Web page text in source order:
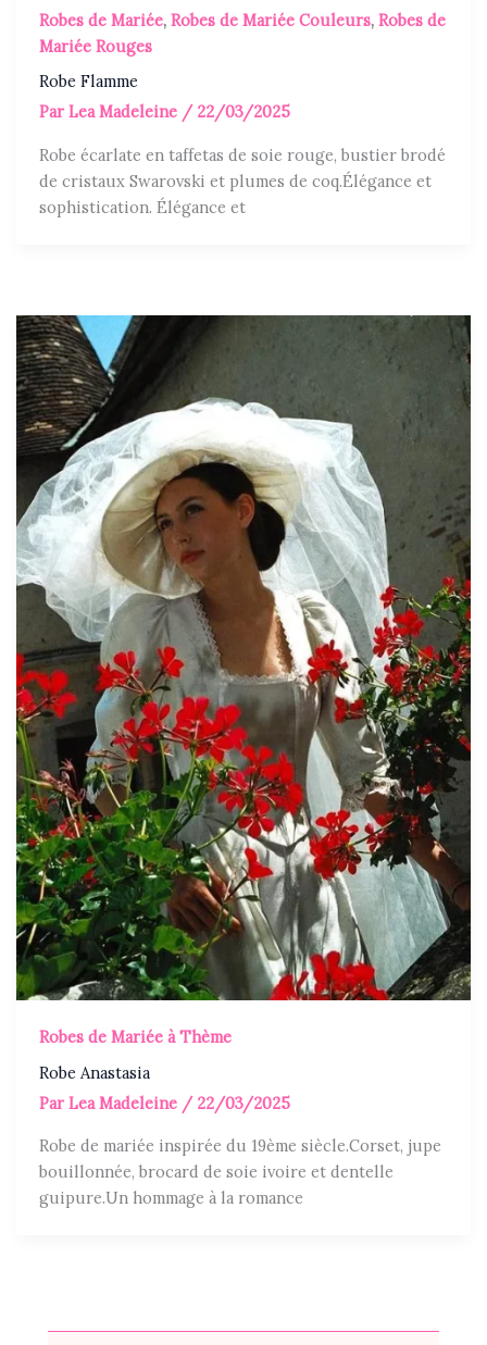
Robes de Mariée,Robes de Mariée Couleurs,Robes de
Mariée Rouges
Robe Flamme
ParLea Madeleine / 22/03/2025
Robe écarlate en taffetas de soie rouge, bustier brodé
de cristaux Swarovski et plumes de coq.Élégance et
sophistication. Élégance et
Robes de Mariée à Thème
Robe Anastasia
ParLea Madeleine / 22/03/2025
Robe de mariée inspirée du 19ème siècle.Corset, jupe
bouillonnée, brocard de soie ivoire et dentelle
guipure.Un hommage à la romance